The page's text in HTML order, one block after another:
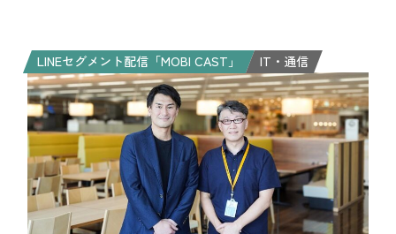
LINEセグメント配信「MOBI CAST」 IT・通信